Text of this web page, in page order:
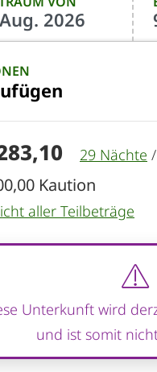
29 Nächte /
Kaution
aller Teilbeträge
Unterkunft wird
und ist somit